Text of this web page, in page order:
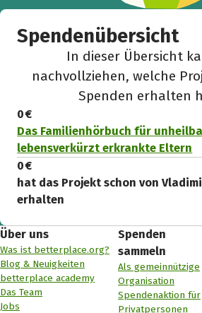
Spendenübersicht
In dieser Übersicht
nachvollziehen, welche
Spenden erhalten
0 €
Das Familienhörbuch für
lebensverkürzt erkrankte Eltern
0 €
hat das Projekt schon von
erhalten
Über uns
Was ist betterplace.org?
Blog & Neuigkeiten
betterplace academy
Das Team
Jobs
Spenden
sammeln
Als gemeinnützige
Organisation
Spendenaktion für
Privatpersonen